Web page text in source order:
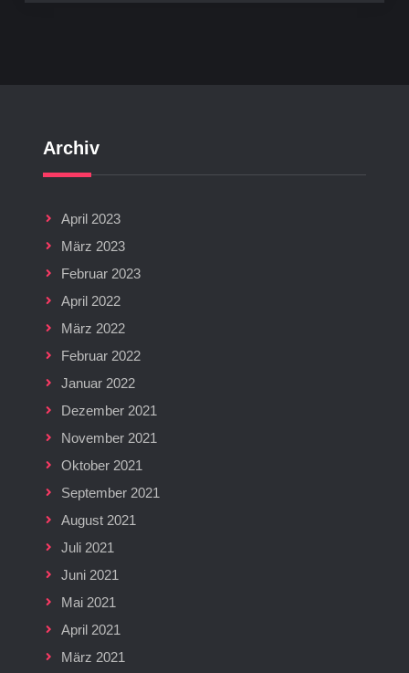
Archiv
April 2023
März 2023
Februar 2023
April 2022
März 2022
Februar 2022
Januar 2022
Dezember 2021
November 2021
Oktober 2021
September 2021
August 2021
Juli 2021
Juni 2021
Mai 2021
April 2021
März 2021